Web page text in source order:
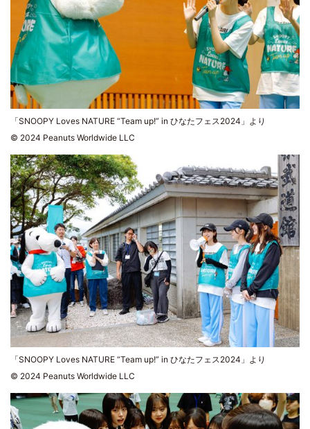
「SNOOPY Loves NATURE “Team up!” in ひなたフェス2024」より
© 2024 Peanuts Worldwide LLC
「SNOOPY Loves NATURE “Team up!” in ひなたフェス2024」より
© 2024 Peanuts Worldwide LLC